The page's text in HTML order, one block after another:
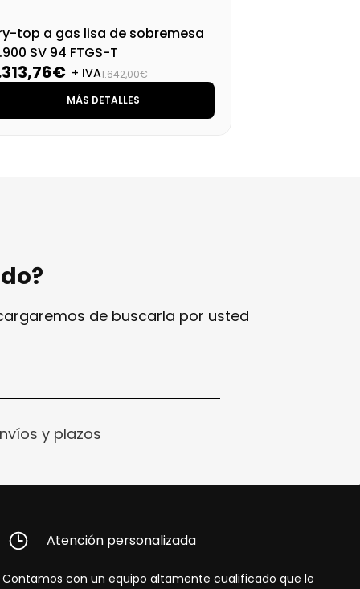
top a gas lisa de sobremesa
SV 94 FTGS-T
+ IVA1.642,00€
MÁS DETALLES
de buscarla por usted
y plazos
Atención personalizada
Contamos con un equipo altamente cualificado que le